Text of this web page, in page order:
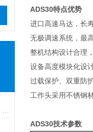
ADS30特点优势
进口高速马达，长
无极调速系统，最
整机结构设计合理
设备高度模块化设
过载保护、双重防
工作头采用不锈钢
ADS30技术参数